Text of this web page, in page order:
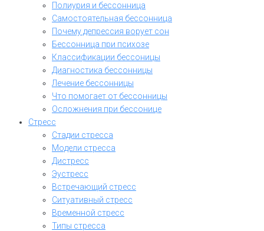
Полиурия и бессонница
Самостоятельная бессонница
Почему депрессия ворует сон
Бессонница при психозе
Классификации бессоницы
Диагностика бессонницы
Лечение бессонницы
Что помогает от бессонницы
Осложнения при бессонице
Стресс
Стадии стресса
Модели стресса
Дистресс
Эустресс
Встречающий стресс
Ситуативный стресс
Временной стресс
Типы стресса